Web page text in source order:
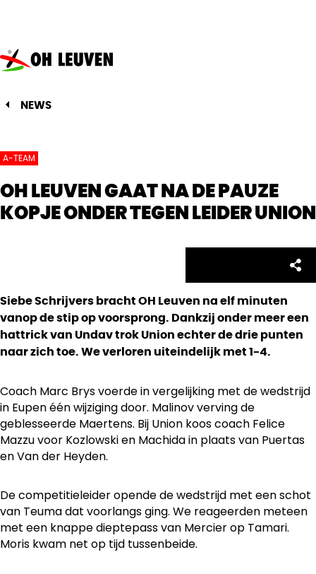
Oud-
Heverlee
Leuven
NEWS
A-TEAM
OH LEUVEN GAAT NA DE PAUZE
KOPJE ONDER TEGEN LEIDER UNION
Siebe Schrijvers bracht OH Leuven na elf minuten
vanop de stip op voorsprong. Dankzij onder meer een
hattrick van Undav trok Union echter de drie punten
naar zich toe. We verloren uiteindelijk met 1-4.
Coach Marc Brys voerde in vergelijking met de wedstrijd
in Eupen één wijziging door. Malinov verving de
geblesseerde Maertens. Bij Union koos coach Felice
Mazzu voor Kozlowski en Machida in plaats van Puertas
en Van der Heyden.
De competitieleider opende de wedstrijd met een schot
van Teuma dat voorlangs ging. We reageerden meteen
met een knappe dieptepass van Mercier op Tamari.
Moris kwam net op tijd tussenbeide.